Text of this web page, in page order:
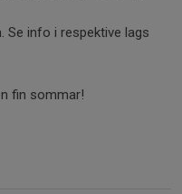
Se info i respektive lags
fin sommar!